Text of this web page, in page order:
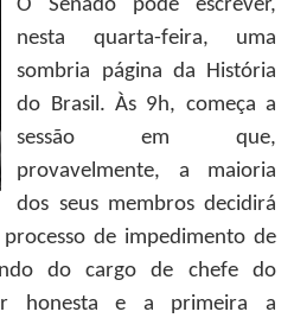
O Senado pode escrever,
nesta quarta-feira, uma
sombria página da História
do Brasil. Às 9h, começa a
sessão em que,
provavelmente, a maioria
dos seus membros decidirá
de impedimento de
do cargo de chefe do
honesta e a primeira a